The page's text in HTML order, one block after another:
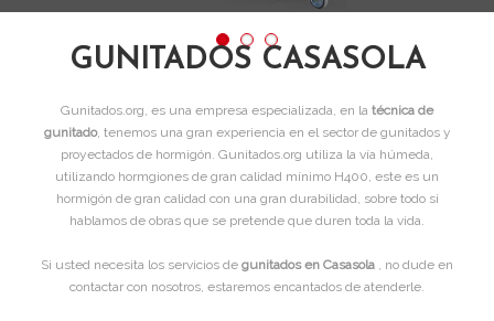
GUNITADOS CASASOLA
Gunitados.org, es una empresa especializada, en la técnica de
gunitado, tenemos una gran experiencia en el sector de gunitados y
proyectados de hormigón. Gunitados.org utiliza la vía húmeda,
utilizando hormgiones de gran calidad mínimo H400, este es un
hormigón de gran calidad con una gran durabilidad, sobre todo si
hablamos de obras que se pretende que duren toda la vida.
Si usted necesita los servicios de gunitados en Casasola , no dude en
contactar con nosotros, estaremos encantados de atenderle.